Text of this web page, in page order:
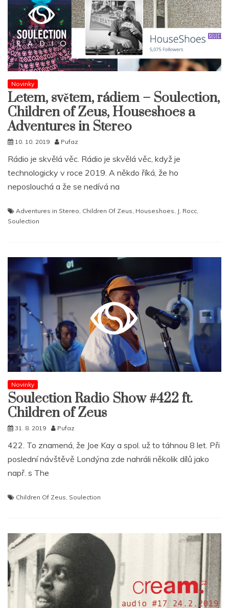
Novinky
Letem, světem, rádiem – Soulection,
Children of Zeus, Houseshoes a
Adventures in Stereo
10. 10. 2019 Pufaz
Rádio je skvělá věc. Rádio je skvělá věc, když je
technologicky v roce 2019. A někdo říká, že ho
neposlouchá a že se nedívá na
Adventures in Stereo, Children Of Zeus, Houseshoes, J. Rocc,
Soulection
Novinky
Soulection Radio Show #422 ft.
Children of Zeus
31. 8. 2019 Pufaz
422. To znamená, že Joe Kay a spol. už to táhnou 8 let. Při
poslední návštěvě Londýna zde nahráli několik dílů jako
např. s The
Children Of Zeus, Soulection